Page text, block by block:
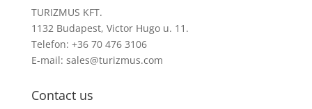
TURIZMUS KFT.
1132 Budapest, Victor Hugo u. 11.
Telefon: +36 70 476 3106
E-mail: sales@turizmus.com
Contact us